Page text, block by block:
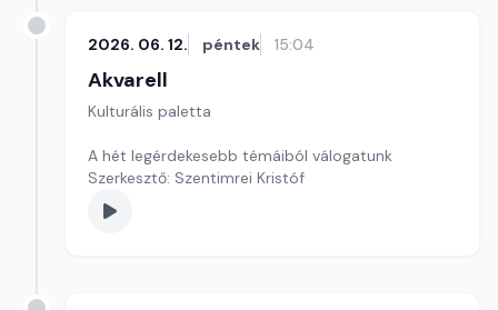
2026. 06. 12. péntek 15:04
Akvarell
Kulturális paletta
A hét legérdekesebb témáiból válogatunk
Szerkesztő: Szentimrei Kristóf